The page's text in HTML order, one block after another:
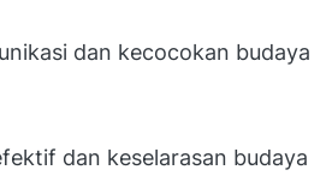
dan kecocokan budaya
dan keselarasan budaya